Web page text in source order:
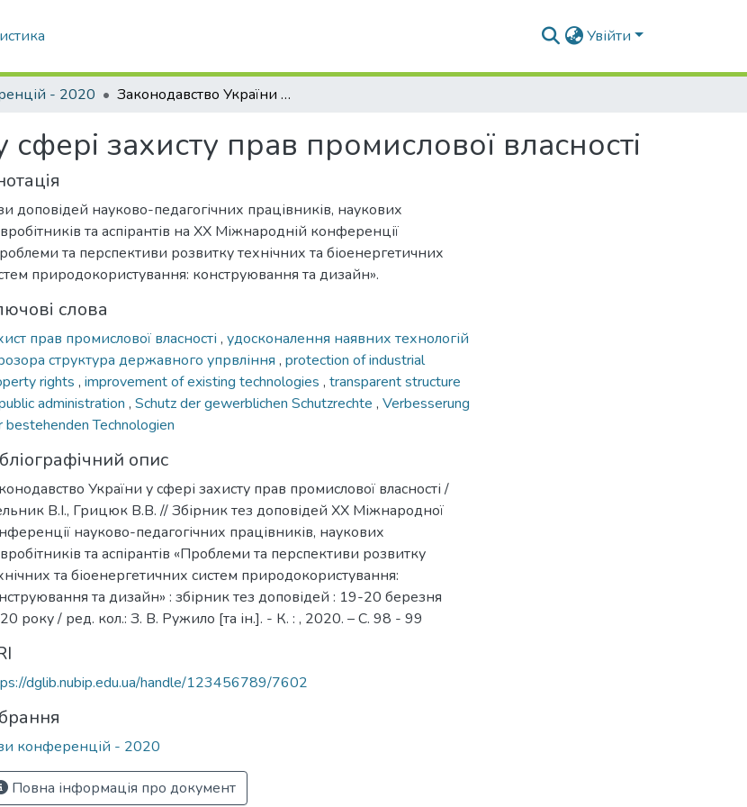
Увійти
- 2020 Законодавство України у сфері захисту прав промислової власності
захисту прав промислової власності
доповідей науково-педагогічних працівників, наукових
та аспірантів на XX Міжнародній конференції
та перспективи розвитку технічних та біоенергетичних
природокористування: конструювання та дизайн».
слова
прав промислової власності , удосконалення наявних технологій
структура державного упрвління , protection of industrial
rights , improvement of existing technologies , transparent structure
administration , Schutz der gewerblichen Schutzrechte , Verbesserung
bestehenden Technologien
опис
України у сфері захисту прав промислової власності /
В.І., Грицюк В.В. // Збірник тез доповідей ХX Міжнародної
науково-педагогічних працівників, наукових
та аспірантів «Проблеми та перспективи розвитку
та біоенергетичних систем природокористування:
та дизайн» : збірник тез доповідей : 19-20 березня
року / ред. кол.: З. В. Ружило [та ін.]. - К. : , 2020. – С. 98 - 99
dglib.nubip.edu.ua/handle/123456789/7602
конференцій - 2020
Повна інформація про документ